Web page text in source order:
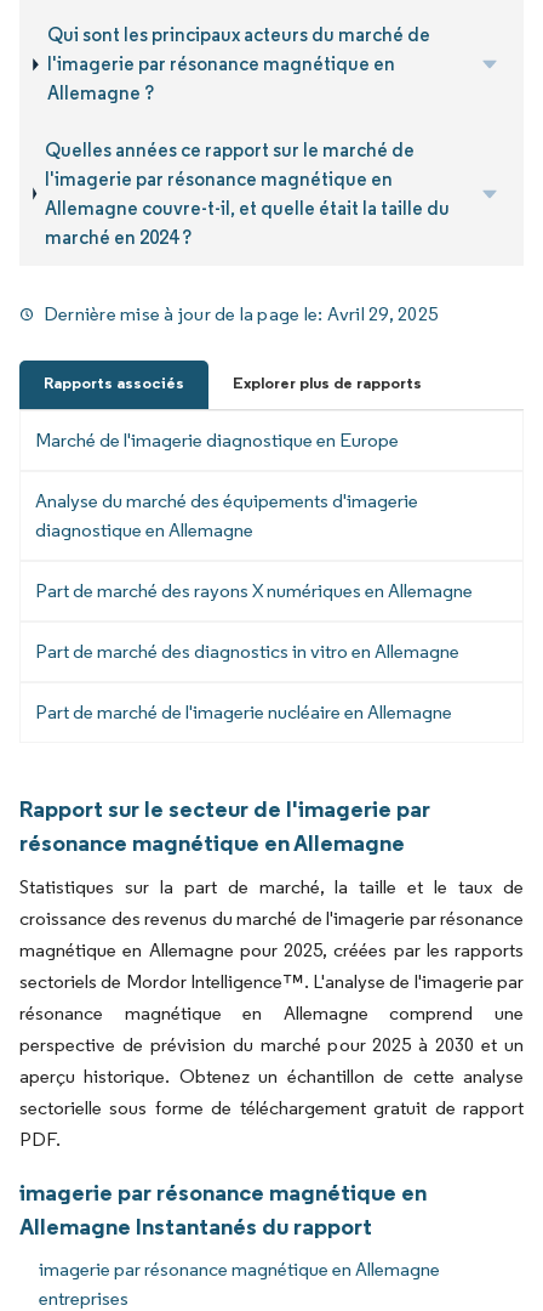
Qui sont les principaux acteurs du marché de
l'imagerie par résonance magnétique en
Allemagne ?
Quelles années ce rapport sur le marché de
l'imagerie par résonance magnétique en
Allemagne couvre-t-il, et quelle était la taille du
marché en 2024 ?
Dernière mise à jour de la page le: Avril 29, 2025
Rapports associés Explorer plus de rapports
Marché de l'imagerie diagnostique en Europe
Analyse du marché des équipements d'imagerie
diagnostique en Allemagne
Part de marché des rayons X numériques en Allemagne
Part de marché des diagnostics in vitro en Allemagne
Part de marché de l'imagerie nucléaire en Allemagne
Rapport sur le secteur de l'imagerie par
résonance magnétique en Allemagne
Statistiques sur la part de marché, la taille et le taux de
croissance des revenus du marché de l'imagerie par résonance
magnétique en Allemagne pour 2025, créées par les rapports
sectoriels de Mordor Intelligence™. L'analyse de l'imagerie par
résonance magnétique en Allemagne comprend une
perspective de prévision du marché pour 2025 à 2030 et un
aperçu historique. Obtenez un échantillon de cette analyse
sectorielle sous forme de téléchargement gratuit de rapport
PDF.
imagerie par résonance magnétique en
Allemagne Instantanés du rapport
imagerie par résonance magnétique en Allemagne
entreprises